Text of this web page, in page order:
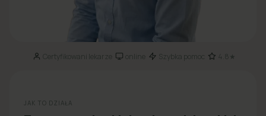
Certyfikowani lekarze· online· Szybka pomoc 4.8★
JAK TO DZIAŁA